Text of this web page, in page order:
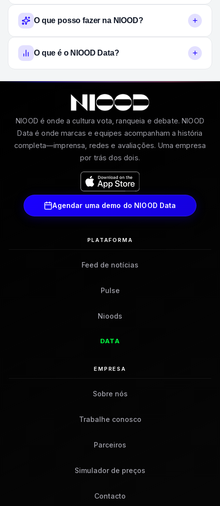
O que posso fazer na NIOOD? +
O que é o NIOOD Data? +
NIOOD é onde a cultura vota, ranqueia e debate. NIOOD
Data é onde marcas e equipes acompanham a história
completa—imprensa, redes e avaliações. Uma empresa
por trás dos dois.
Agendar uma demo do NIOOD Data
PLATAFORMA
Feed de notícias
Pulse
Nioods
DATA
EMPRESA
Sobre nós
Trabalhe conosco
Parceiros
Simulador de preços
Contacto